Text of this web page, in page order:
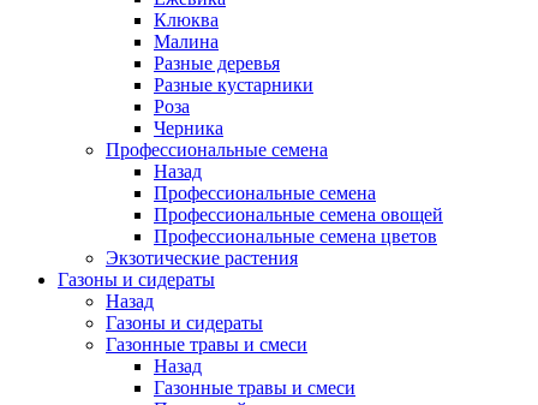
Клюква
Малина
Разные деревья
Разные кустарники
Роза
Черника
Профессиональные семена
Назад
Профессиональные семена
Профессиональные семена овощей
Профессиональные семена цветов
Экзотические растения
Газоны и сидераты
Назад
Газоны и сидераты
Газонные травы и смеси
Назад
Газонные травы и смеси